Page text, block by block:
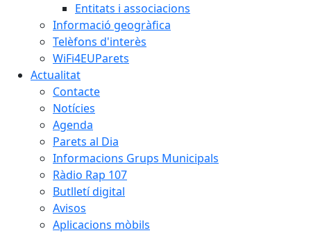
Entitats i associacions
Informació geogràfica
Telèfons d'interès
WiFi4EUParets
Actualitat
Contacte
Notícies
Agenda
Parets al Dia
Informacions Grups Municipals
Ràdio Rap 107
Butlletí digital
Avisos
Aplicacions mòbils